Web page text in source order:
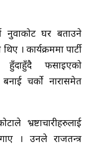
नुवाकोट घर बताउने
। कार्यक्रममा पार्टी
फसाइएको
चर्को नारासमेत
भ्रष्टाचारीहरुलाई
। उनले राजतन्त्र